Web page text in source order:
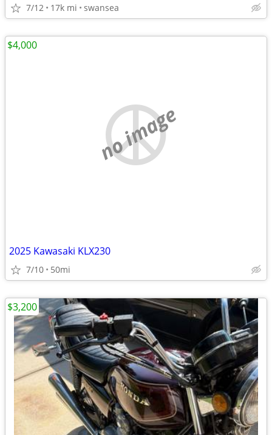
7/12 17k mi swansea
no image
2025 Kawasaki KLX230
7/10 50mi
$4,000
$3,200